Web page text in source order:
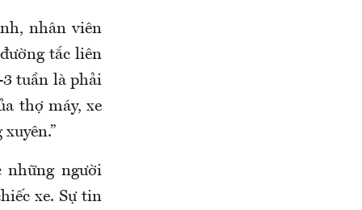
nhân viên
tắc liên
tuần là phải
thợ máy, xe
những người
xe. Sự tin